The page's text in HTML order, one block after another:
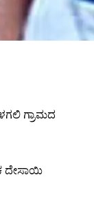
ಗ್ರಾಮದ
ದೇಸಾಯಿ